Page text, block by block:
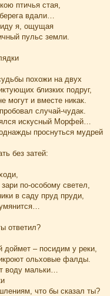
птичья стая,
вдали…
я, ощущая
пульс земли.
похожи на двух
близких подруг,
могут и вместе никак.
случай-чудак.
искусный Морфей…
проснуться мудрей
без затей:
зари по-особому светел,
в саду пруд пруди,
ответил?
– посидим у реки,
ольховые фалды.
воду мальки…
что бы сказал ты?